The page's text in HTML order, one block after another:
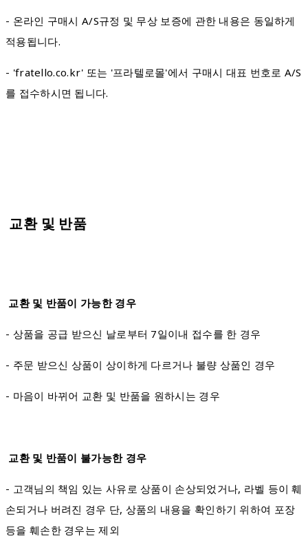
- 온라인 구매시 A/S규정 및 무상 보증에 관한 내용은 동일하게
적용됩니다.
- 'fratello.co.kr' 또는 '프라텔로몰'에서 구매시 대표 번호로 A/S
를 접수하시면 됩니다.
교환 및 반품
교환 및 반품이 가능한 경우
- 상품을 공급 받으신 날로부터 7일이내 접수를 한 경우
- 주문 받으신 상품이 상이하게 다르거나 불량 상품인 경우
- 마음이 바뀌어 교환 및 반품을 원하시는 경우
교환 및 반품이 불가능한 경우
- 고객님의 책임 있는 사유로 상품이 손상되었거나, 라벨 등이 훼
손되거나 버려진 경우 단, 상품의 내용을 확인하기 위하여 포장
등을 훼손한 경우는 제외